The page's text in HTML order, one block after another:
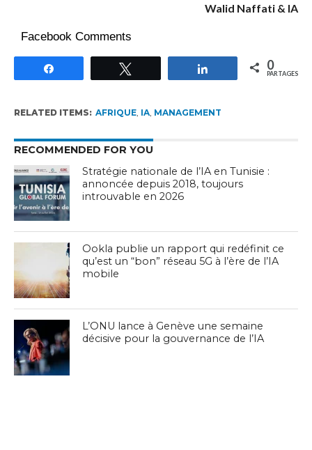
Walid Naffati & IA
Facebook Comments
Partagez 0
PARTAGES
RELATED ITEMS: AFRIQUE, IA, MANAGEMENT
RECOMMENDED FOR YOU
Stratégie nationale de l’IA en Tunisie :
annoncée depuis 2018, toujours
introuvable en 2026
Ookla publie un rapport qui redéfinit ce
qu’est un “bon” réseau 5G à l’ère de l’IA
mobile
L’ONU lance à Genève une semaine
décisive pour la gouvernance de l’IA